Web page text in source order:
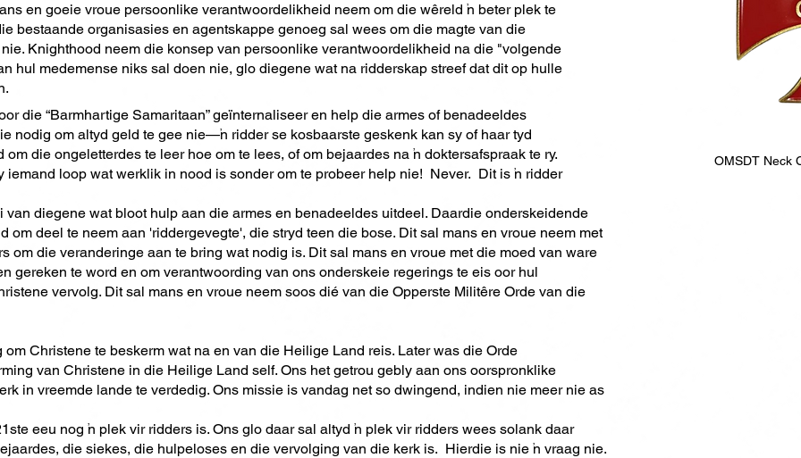
en goeie vroue persoonlike verantwoordelikheid neem om die wêreld 'n beter plek te
bestaande organisasies en agentskappe genoeg sal wees om die magte van die
Knighthood neem die konsep van persoonlike verantwoordelikheid na die "volgende
hul medemense niks sal doen nie, glo diegene wat na ridderskap streef dat dit op hulle
die “Barmhartige Samaritaan” geïnternaliseer en help die armes of benadeeldes
nodig om altyd geld te gee nie—'n ridder se kosbaarste geskenk kan sy of haar tyd
die ongeletterdes te leer hoe om te lees, of om bejaardes na 'n doktersafspraak te ry.
iemand loop wat werklik in nood is sonder om te probeer help nie! Never. Dit is 'n ridder
OMSDT Neck
van diegene wat bloot hulp aan die armes en benadeeldes uitdeel. Daardie onderskeidende
om deel te neem aan 'riddergevegte', die stryd teen die bose. Dit sal mans en vroue neem met
om die veranderinge aan te bring wat nodig is. Dit sal mans en vroue met die moed van ware
gereken te word en om verantwoording van ons onderskeie regerings te eis oor hul
vervolg. Dit sal mans en vroue neem soos dié van die Opperste Militêre Orde van die
Christene te beskerm wat na en van die Heilige Land reis. Later was die Orde
van Christene in die Heilige Land self. Ons het getrou gebly aan ons oorspronklike
in vreemde lande te verdedig. Ons missie is vandag net so dwingend, indien nie meer nie as
eeu nog 'n plek vir ridders is. Ons glo daar sal altyd 'n plek vir ridders wees solank daar
die siekes, die hulpeloses en die vervolging van die kerk is. Hierdie is nie 'n vraag nie.